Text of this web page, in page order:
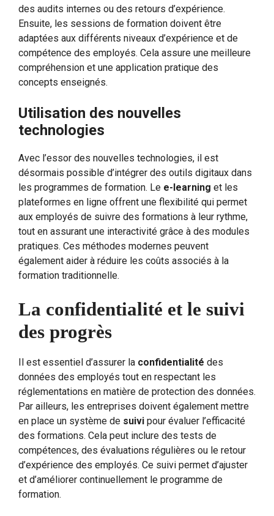
des audits internes ou des retours d’expérience.
Ensuite, les sessions de formation doivent être
adaptées aux différents niveaux d’expérience et de
compétence des employés. Cela assure une meilleure
compréhension et une application pratique des
concepts enseignés.
Utilisation des nouvelles
technologies
Avec l’essor des nouvelles technologies, il est
désormais possible d’intégrer des outils digitaux dans
les programmes de formation. Le e-learning et les
plateformes en ligne offrent une flexibilité qui permet
aux employés de suivre des formations à leur rythme,
tout en assurant une interactivité grâce à des modules
pratiques. Ces méthodes modernes peuvent
également aider à réduire les coûts associés à la
formation traditionnelle.
La confidentialité et le suivi
des progrès
Il est essentiel d’assurer la confidentialité des
données des employés tout en respectant les
réglementations en matière de protection des données.
Par ailleurs, les entreprises doivent également mettre
en place un système de suivi pour évaluer l’efficacité
des formations. Cela peut inclure des tests de
compétences, des évaluations régulières ou le retour
d’expérience des employés. Ce suivi permet d’ajuster
et d’améliorer continuellement le programme de
formation.